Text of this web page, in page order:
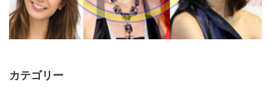
カテゴリー